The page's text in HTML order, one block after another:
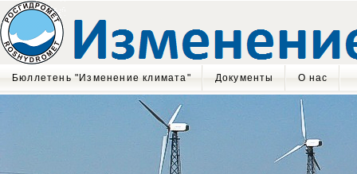
Бюллетень "Изменение климата" Документы О нас